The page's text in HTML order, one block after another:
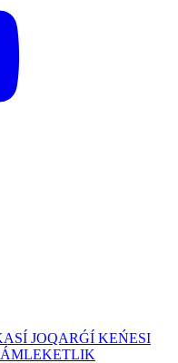
JOQARǴÍ KEŃESI